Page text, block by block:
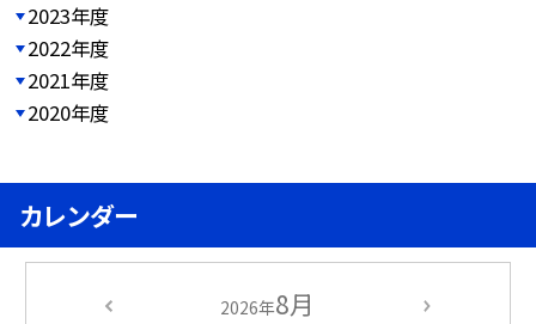
2023年度
2022年度
2021年度
2020年度
カレンダー
2026年8月